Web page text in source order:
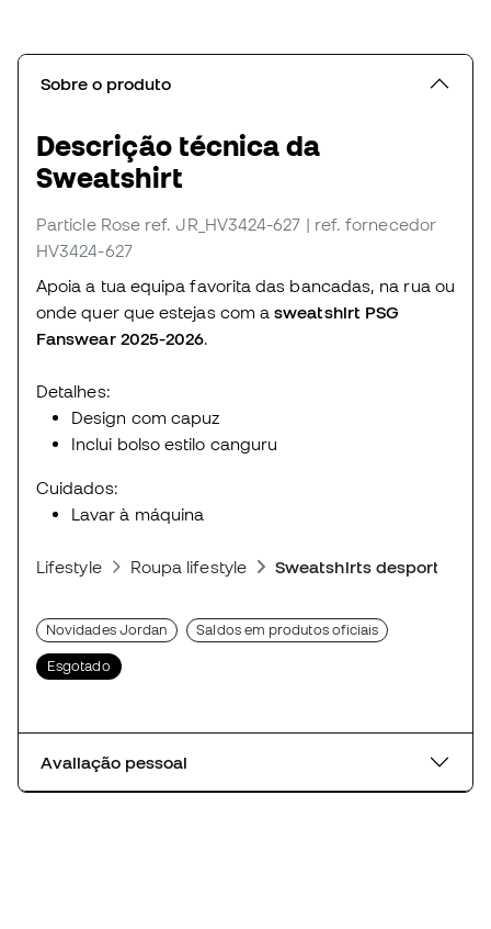
Sobre o produto
Descrição técnica da
Sweatshirt
Particle Rose ref. JR_HV3424-627 | ref. fornecedor
HV3424-627
Apoia a tua equipa favorita das bancadas, na rua ou
onde quer que estejas com a sweatshirt PSG
Fanswear 2025-2026.
Detalhes:
Design com capuz
Inclui bolso estilo canguru
Cuidados:
Lavar à máquina
Lifestyle Roupa lifestyle Sweatshirts desportivas
Novidades Jordan Saldos em produtos oficiais
Esgotado
Avaliação pessoal